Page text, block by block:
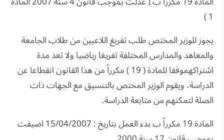
1 )
يجوز للوزير المختص طلب تفريغ اللاعبين من طلاب الجامعة
والمعاهد والمدارس المختلفة تفريغا رياضيا ولا تعد مدة
اشتراكهموفقا للمادة ( 19 ) مكرراً من هذا القانون انقطاعا عن
الدراسة، ويقوم الوزير المختص بالتنسيق مع الجهات ذات
الصلة لتمكنهم من متابعة الدراسة.
المادة 19 مكرراً ب بدء العمل بتاريخ : 15/04/2007 اضيفت